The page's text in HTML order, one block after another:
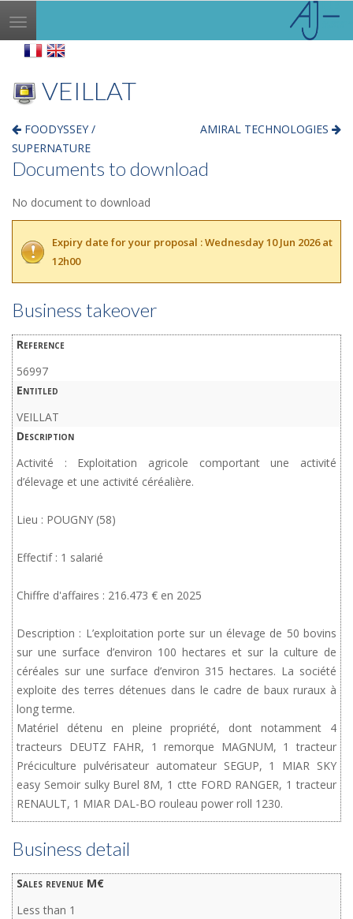
Toggle
navigation
VEILLAT
FOODYSSEY /
SUPERNATURE
AMIRAL TECHNOLOGIES
Documents to download
No document to download
Expiry date for your proposal : Wednesday 10 Jun 2026 at
12h00
Business takeover
Reference
56997
Entitled
VEILLAT
Description
Activité : Exploitation agricole comportant une activité
d’élevage et une activité céréalière.
Lieu : POUGNY (58)
Effectif : 1 salarié
Chiffre d'affaires : 216.473 € en 2025
Description : L’exploitation porte sur un élevage de 50 bovins
sur une surface d’environ 100 hectares et sur la culture de
céréales sur une surface d’environ 315 hectares. La société
exploite des terres détenues dans le cadre de baux ruraux à
long terme.
Matériel détenu en pleine propriété, dont notamment 4
tracteurs DEUTZ FAHR, 1 remorque MAGNUM, 1 tracteur
Préciculture pulvérisateur automateur SEGUP, 1 MIAR SKY
easy Semoir sulky Burel 8M, 1 ctte FORD RANGER, 1 tracteur
RENAULT, 1 MIAR DAL-BO rouleau power roll 1230.
Business detail
Sales revenue M€
Less than 1